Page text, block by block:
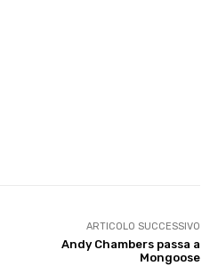
ARTICOLO SUCCESSIVO
Andy Chambers passa a
Mongoose